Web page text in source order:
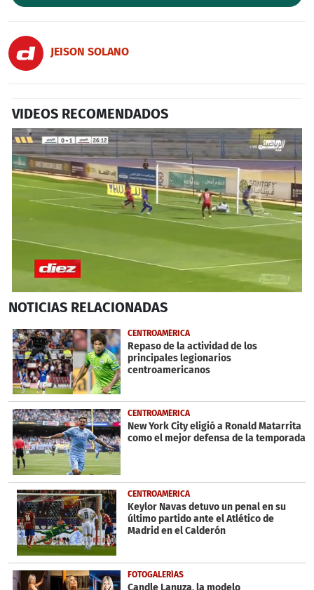
JEISON SOLANO
VIDEOS RECOMENDADOS
seconds
3
minutes,
25
seconds
NOTICIAS RELACIONADAS
CENTROAMÉRICA
Repaso de la actividad de los
principales legionarios
centroamericanos
CENTROAMÉRICA
New York City eligió a Ronald Matarrita
como el mejor defensa de la temporada
CENTROAMÉRICA
Keylor Navas detuvo un penal en su
último partido ante el Atlético de
Madrid en el Calderón
FOTOGALERÍAS
Candle Lanuza, la modelo